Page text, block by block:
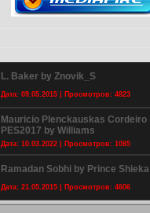
L. Baker by Znovik_S
Дата: 09.05.2015 | Просмотров: 4823
Mauricio Plenckauskas Cordeiro
PES2017 by Williams
Дата: 10.03.2022 | Просмотров: 1085
Ramadan Sobhi by Prince Shieka
Дата: 21.05.2015 | Просмотров: 4606